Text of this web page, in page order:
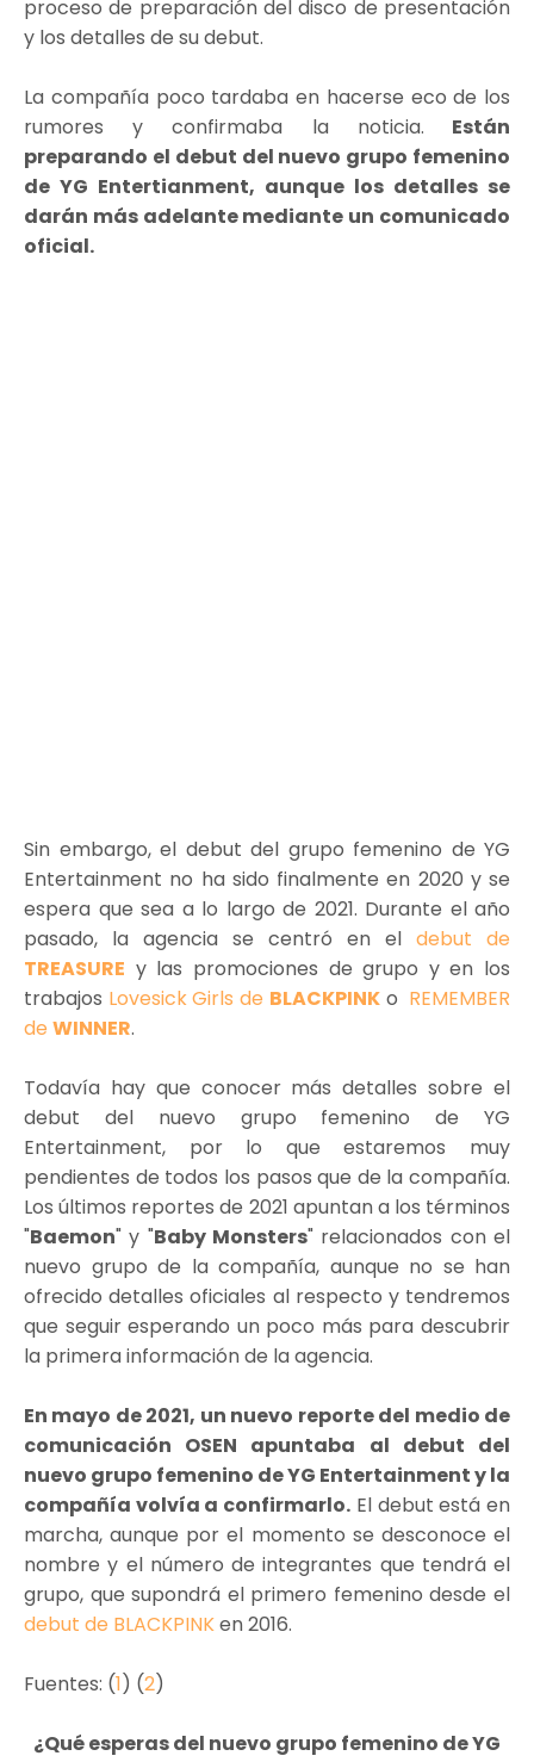
proceso de preparación del disco de presentación
y los detalles de su debut.
La compañía poco tardaba en hacerse eco de los
rumores y confirmaba la noticia. Están
preparando el debut del nuevo grupo femenino
de YG Entertianment, aunque los detalles se
darán más adelante mediante un comunicado
oficial.
Sin embargo, el debut del grupo femenino de YG
Entertainment no ha sido finalmente en 2020 y se
espera que sea a lo largo de 2021. Durante el año
pasado, la agencia se centró en el debut de
TREASURE y las promociones de grupo y en los
trabajos Lovesick Girls de BLACKPINKo REMEMBER
de WINNER.
Todavía hay que conocer más detalles sobre el
debut del nuevo grupo femenino de YG
Entertainment, por lo que estaremos muy
pendientes de todos los pasos que de la compañía.
Los últimos reportes de 2021 apuntan a los términos
"Baemon" y "Baby Monsters" relacionados con el
nuevo grupo de la compañía, aunque no se han
ofrecido detalles oficiales al respecto y tendremos
que seguir esperando un poco más para descubrir
la primera información de la agencia.
En mayo de 2021, un nuevo reporte del medio de
comunicación OSEN apuntaba al debut del
nuevo grupo femenino de YG Entertainment y la
compañía volvía a confirmarlo. El debut está en
marcha, aunque por el momento se desconoce el
nombre y el número de integrantes que tendrá el
grupo, que supondrá el primero femenino desde el
debut de BLACKPINKen 2016.
Fuentes: (1) (2)
¿Qué esperas del nuevo grupo femenino de YG